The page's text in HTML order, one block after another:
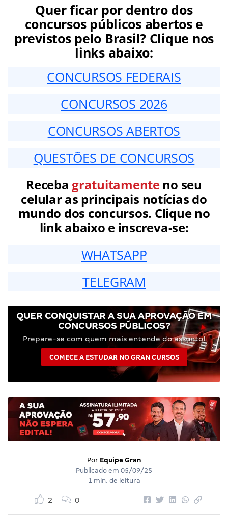
Quer ficar por dentro dos
concursos públicos abertos e
previstos pelo Brasil? Clique nos
links abaixo:
CONCURSOS FEDERAIS
CONCURSOS 2026
CONCURSOS ABERTOS
QUESTÕES DE CONCURSOS
Receba gratuitamenteno seu
celular as principais notícias do
mundo dos concursos. Clique no
link abaixo e inscreva-se:
WHATSAPP
TELEGRAM
QUER CONQUISTAR A SUA APROVAÇÃO EM
CONCURSOS PÚBLICOS?
Prepare-se com quem mais entende do assunto!
COMECE A ESTUDAR NO GRAN CURSOS
Por Equipe Gran
Publicado em 05/09/25
1 min. de leitura
2 0